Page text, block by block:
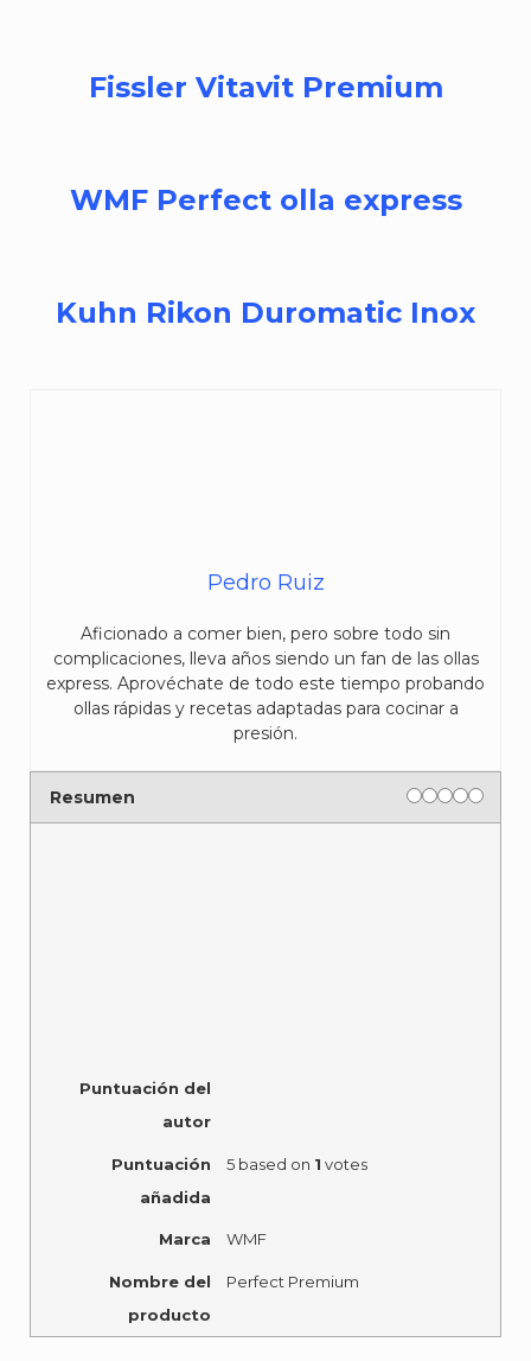
Fissler Vitavit Premium
WMF Perfect olla express
Kuhn Rikon Duromatic Inox
Pedro Ruiz
Aficionado a comer bien, pero sobre todo sin
complicaciones, lleva años siendo un fan de las ollas
express. Aprovéchate de todo este tiempo probando
ollas rápidas y recetas adaptadas para cocinar a
presión.
Resumen Rating
1 star
2 stars
3 stars
4 stars
5
Puntuación del
autor
Puntuación
añadida
5based on 1 votes
Marca WMF
Nombre del
producto
Perfect Premium